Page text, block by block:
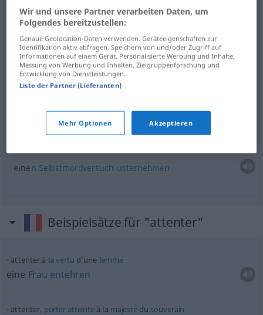
Beispiele
attenter àqc
etwaszubeeinträchtigen, anzutastenversuchen
vie
jemandem nach demLeben trachten
einen Selbstmordversuch unternehmen
Beispielsätze für "attenter"
attenter à lavertu d’une femme
eine Frau entehren
attenter, porter atteinteà la majestédu souverain
Wir und unsere Partner verarbeiten Daten, um
Folgendes bereitzustellen:
Genaue Geolocation-Daten verwenden. Geräteeigenschaften zur
Identifikation aktiv abfragen. Speichern von und/oder Zugriff auf
Informationen auf einem Gerät. Personalisierte Werbung und Inhalte,
Messung von Werbung und Inhalten, Zielgruppenforschung und
Entwicklung von Dienstleistungen.
Liste der Partner (Lieferanten)
Mehr Optionen Akzeptieren